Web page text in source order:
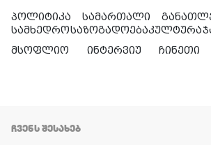
პოლიტიკა სამართალი
სამხედროსაზოგადოებაკულტურა
მსოფლიო
ინტერვიუ ჩინეთი
ᲩᲕᲔᲜᲡ ᲨᲔᲡᲐᲮᲔᲑ